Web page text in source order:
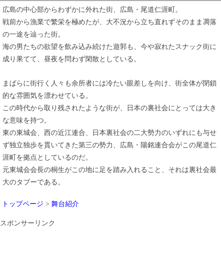
広島の中心部からわずかに外れた街、広島・尾道仁涯町。
戦前から漁業で繁栄を極めたが、大不況から立ち直れずそのまま凋落
の一途を辿った街。
海の男たちの欲望を飲み込み続けた遊郭も、今や寂れたスナック街に
成り果てて、昼夜を問わず閑散としている。
まばらに街行く人々も余所者には冷たい眼差しを向け、街全体が閉鎖
的な雰囲気を漂わせている。
この時代から取り残されたような街が、日本の裏社会にとっては大き
な意味を持つ。
東の東城会、西の近江連合、日本裏社会の二大勢力のいずれにも与せ
ず独立独歩を貫いてきた第三の勢力、広島・陽銘連合会がこの尾道仁
涯町を拠点としているのだ。
元東城会会長の桐生がこの地に足を踏み入れること、それは裏社会最
大のタブーである。
トップページ > 舞台紹介
スポンサーリンク